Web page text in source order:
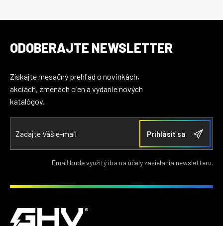
ODOBERAJTE NEWSLETTER
Získajte mesačný prehľad o novinkách,
akciách, zmenách cien a vydanie nových
katalógov.
Email bude využitý iba na účely zasielania newsletteru.